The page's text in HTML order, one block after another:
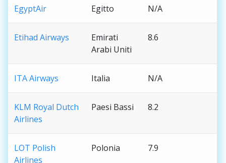
EgyptAir Egitto N/A
Etihad Airways
Emirati
Arabi Uniti
8.6
ITA Airways Italia N/A
KLM Royal Dutch
Airlines
Paesi Bassi 8.2
LOT Polish
Airlines
Polonia 7.9